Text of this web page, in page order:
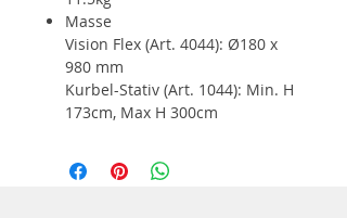
Masse
Vision Flex (Art. 4044): Ø180 x
980 mm
Kurbel-Stativ (Art. 1044): Min. H
173cm, Max H 300cm